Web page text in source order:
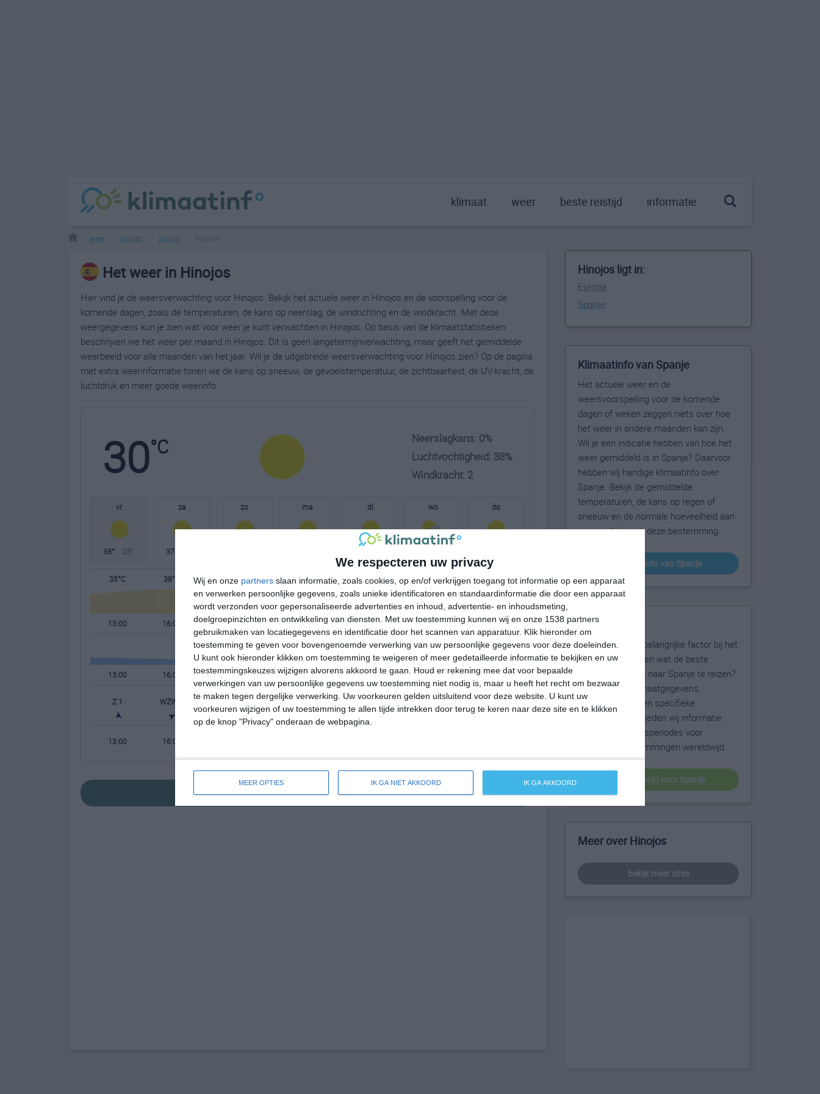
We respecteren uw privacy
Wij en onze partners slaan informatie, zoals cookies, op en/of verkrijgen toegang tot informatie op een apparaat
en verwerken persoonlijke gegevens, zoals unieke identificatoren en standaardinformatie die door een apparaat
wordt verzonden voor gepersonaliseerde advertenties en inhoud, advertentie- en inhoudsmeting,
doelgroepinzichten en ontwikkeling van diensten.
Met uw toestemming kunnen wij en onze 1538 partners
gebruikmaken van locatiegegevens en identificatie door het scannen van apparatuur. Klik hieronder om
toestemming te geven voor bovengenoemde verwerking van uw persoonlijke gegevens voor deze doeleinden.
U kunt ook hieronder klikken om toestemming te weigeren of meer gedetailleerde informatie te bekijken en uw
toestemmingskeuzes wijzigen alvorens akkoord te gaan.
Houd er rekening mee dat voor bepaalde
verwerkingen van uw persoonlijke gegevens uw toestemming niet nodig is, maar u heeft het recht om bezwaar
te maken tegen dergelijke verwerking. Uw voorkeuren gelden uitsluitend voor deze website. U kunt uw
voorkeuren wijzigen of uw toestemming te allen tijde intrekken door terug te keren naar deze site en te klikken
op de knop "Privacy" onderaan de webpagina.
MEER OPTIES IK GA NIET AKKOORD IK GA AKKOORD
klimaat weer beste reistijd informatie
weer landen spanje
Het weer in Hinojos
Hier vind je de weersverwachting voor Hinojos. Bekijk het actuele weer in Hinojos en de voorspelling voor de
komende dagen, zoals de temperaturen, de kans op neerslag, de windrichting en de windkracht. Met deze
weergegevens kun je zien wat voor weer je kunt verwachten in Hinojos. Op basis van de klimaatstatistieken
beschrijven we het weer per maand in Hinojos. Dit is geen langetermijnverwachting, maar geeft het gemiddelde
weerbeeld voor alle maanden van het jaar. Wil je de uitgebreide weersverwachting voor Hinojos zien? Op de pagina
met extra weerinformatie tonen we de kans op sneeuw, de gevoelstemperatuur, de zichtbaarheid, de UV-kracht, de
luchtdruk en meer goede weerinfo.
30°C
Neerslagkans: 0%
Luchtvochtigheid: 38%
Windkracht: 2
vr
38° 23°
za
37°
zo ma di wo do
35°C 38°C 38°C 30°C 25°C 22°C 21°C 26°C
13:00 16:00 19:00 22:00 01:00 04:00 07:00 10:00
13:00 16:00 19:00 22:00 01:00 04:00 07:00 10:00
Z 1 WZW 3 WZW 3 WZW 2 Z 1 NO 1 NNO 1 NNO 1
13:00 16:00
bekijk de uitgebreide weersverwachting voor Hinojos
Hinojos ligt in:
Europa
Spanje
Klimaatinfo van Spanje
Het actuele weer en de
weersvoorspelling voor de komende
dagen of weken zeggen niets over hoe
het weer in andere maanden kan zijn.
Wil je een indicatie hebben van hoe het
weer gemiddeld is in Spanje? Daarvoor
hebben wij handige klimaatinfo over
Spanje. Bekijk de gemiddelde
temperaturen, de kans op regen of
sneeuw en de normale hoeveelheid aan
zonneschijn voor deze bestemming.
klimaatinfo van Spanje
Beste reistijd
Het weer is een belangrijke factor bij het
reizen. Wil je weten wat de beste
maanden zijn om naar Spanje te reizen?
Op basis van klimaatgegevens,
weersextremen en specifieke
weerinformatie bieden wij informatie
over de beste reisperiodes voor
duizenden bestemmingen wereldwijd.
beste reistijd voor Spanje
Meer over Hinojos
bekijk meer sites